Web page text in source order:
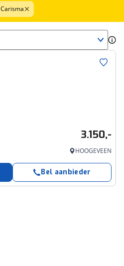
Carisma
3.150,-
HOOGEVEEN
Bel aanbieder